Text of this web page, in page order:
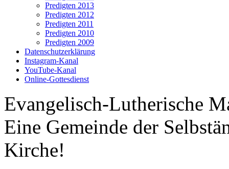
Predigten 2013
Predigten 2012
Predigten 2011
Predigten 2010
Predigten 2009
Datenschutzerklärung
Instagram-Kanal
YouTube-Kanal
Online-Gottesdienst
Evangelisch-Lutherische
Eine Gemeinde der
Kirche!